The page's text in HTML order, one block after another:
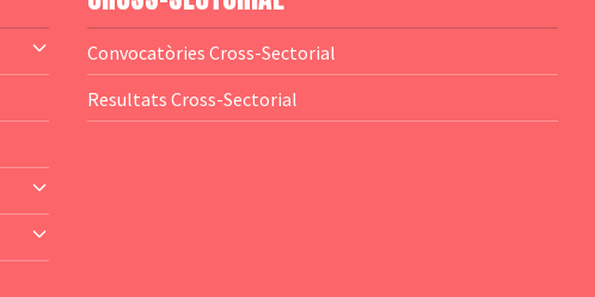
Convocatòries Cross-Sectorial
Resultats Cross-Sectorial